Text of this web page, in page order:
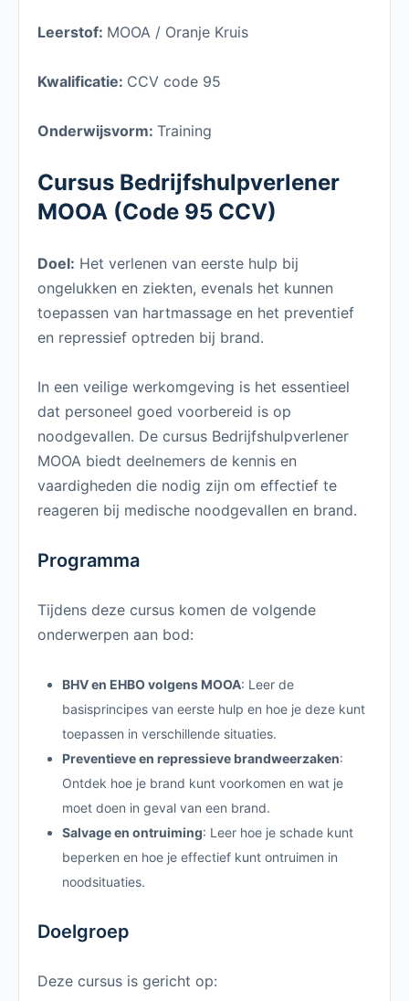
Leerstof: MOOA / Oranje Kruis
Kwalificatie: CCV code 95
Onderwijsvorm: Training
Cursus Bedrijfshulpverlener
MOOA (Code 95 CCV)
Doel: Het verlenen van eerste hulp bij
ongelukken en ziekten, evenals het kunnen
toepassen van hartmassage en het preventief
en repressief optreden bij brand.
In een veilige werkomgeving is het essentieel
dat personeel goed voorbereid is op
noodgevallen. De cursus Bedrijfshulpverlener
MOOA biedt deelnemers de kennis en
vaardigheden die nodig zijn om effectief te
reageren bij medische noodgevallen en brand.
Programma
Tijdens deze cursus komen de volgende
onderwerpen aan bod:
BHV en EHBO volgens MOOA: Leer de
basisprincipes van eerste hulp en hoe je deze kunt
toepassen in verschillende situaties.
Preventieve en repressieve brandweerzaken:
Ontdek hoe je brand kunt voorkomen en wat je
moet doen in geval van een brand.
Salvage en ontruiming: Leer hoe je schade kunt
beperken en hoe je effectief kunt ontruimen in
noodsituaties.
Doelgroep
Deze cursus is gericht op: